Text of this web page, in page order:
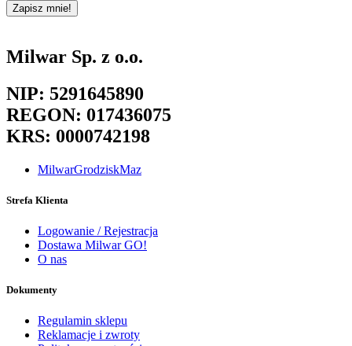
Zapisz mnie!
Milwar Sp. z o.o.
NIP: 5291645890
REGON: 017436075
KRS: 0000742198
MilwarGrodziskMaz
Strefa Klienta
Logowanie / Rejestracja
Dostawa Milwar GO!
O nas
Dokumenty
Regulamin sklepu
Reklamacje i zwroty